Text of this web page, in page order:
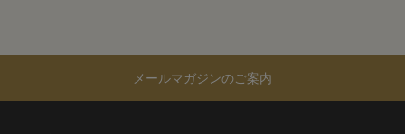
メールマガジンのご案内